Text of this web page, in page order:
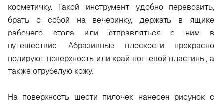
косметичку. Такой инструмент удобно перевозить,
брать с собой на вечеринку, держать в ящике
рабочего стола или отправляться с ним в
путешествие. Абразивные плоскости прекрасно
полируют поверхность или край ногтевой пластины, а
также огрубелую кожу.
На поверхность шести пилочек нанесен рисунок с